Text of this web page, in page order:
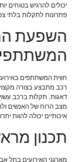
יכולים להרגיש בטוחים
פתרונות לתקלות בלתי
השפעת
חווית המשתתפים
רכב מתבצע בצורה
דאגות. תקלות ברכב
מצב הרוח של האנשים
איכותיים יכולה להוות
תכנון
מארגני האירועים בתל